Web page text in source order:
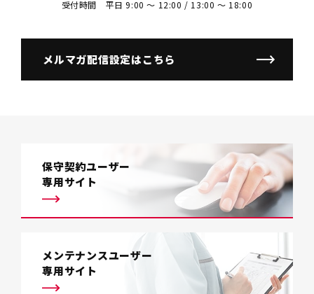
受付時間 平日 9:00 〜 12:00 / 13:00 〜 18:00
メルマガ配信設定はこちら
保守契約ユーザー
専用サイト
メンテナンスユーザー
専用サイト